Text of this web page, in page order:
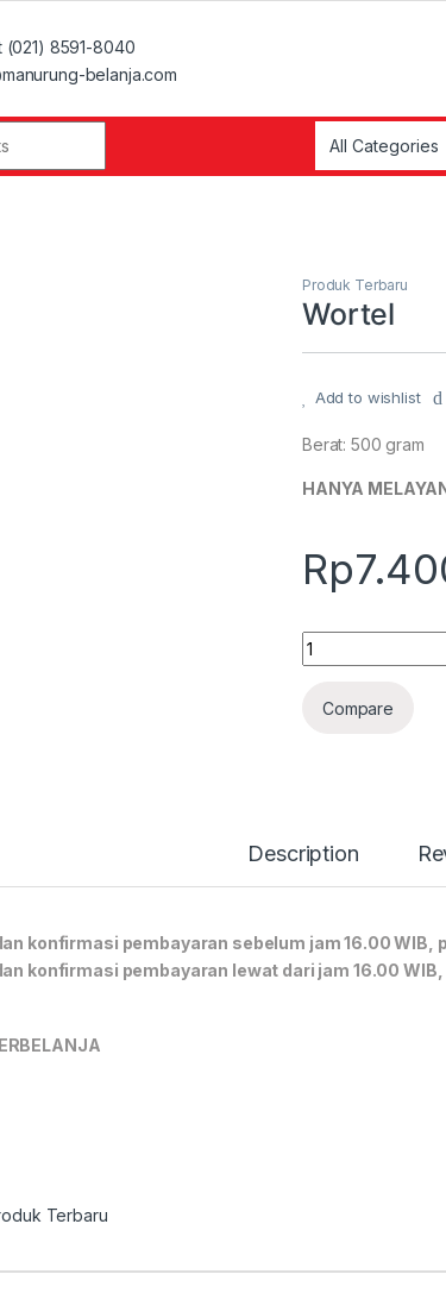
(021) 8591-8040
belanja.com
Produk Terbaru
Wortel
Add to wishlist
Berat: 500 gram
HANYA
Rp
Quantity
Compare
Description
konfirmasi pembayaran sebelum jam 16.00 WIB,
konfirmasi pembayaran lewat dari jam 16.00
Terbaru